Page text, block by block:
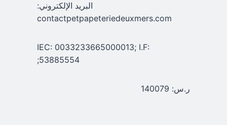
البريد الإلكتروني:
contactpetpapeteriedeuxmers.com
IEC: 0033233665000013; I.F:
53885554;
ر.س: 140079